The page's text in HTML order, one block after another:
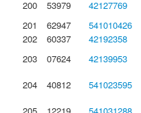
200
53979 42127769
201
62947 541010426
202
60337 42192358
203
07624 42139953
204
40812 541023595